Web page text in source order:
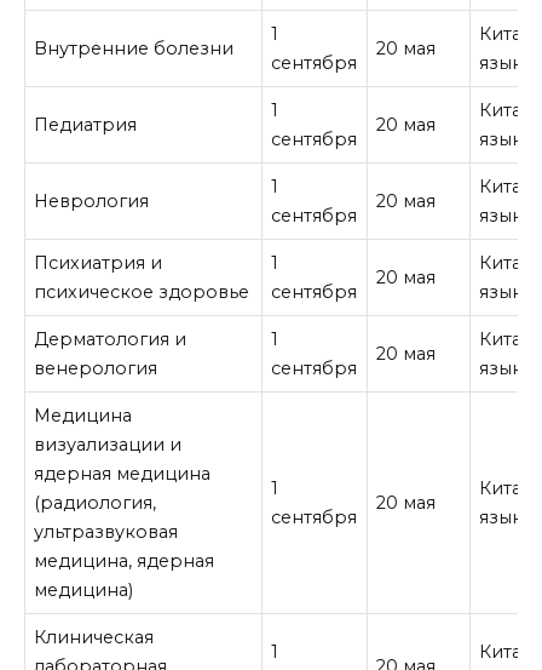
Внутренние болезни
1
сентября
20 мая
язык
Педиатрия
1
сентября
20 мая
язык
Неврология
1
сентября
20 мая
язык
Психиатрия и
психическое здоровье
1
сентября
20 мая
язык
Дерматология и
венерология
1
сентября
20 мая
язык
Медицина
визуализации и
ядерная медицина
(радиология,
ультразвуковая
медицина, ядерная
медицина)
1
сентября
20 мая
язык
Клиническая
1